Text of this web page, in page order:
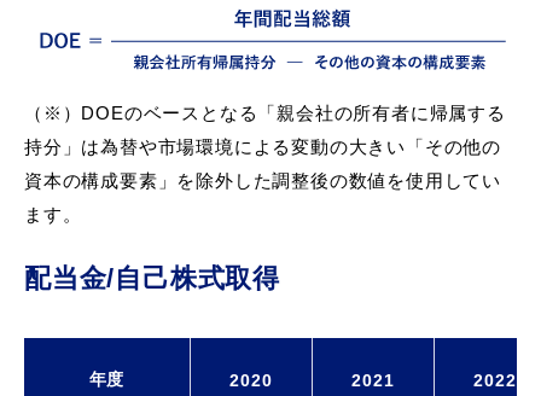
（※）DOEのベースとなる「親会社の所有者に帰属する
持分」は為替や市場環境による変動の大きい「その他の
資本の構成要素」を除外した調整後の数値を使用してい
ます。
配当金/自己株式取得
年度 2020 2021 2022